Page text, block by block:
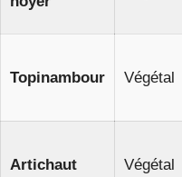
Topinambour Végétal
Artichaut Végétal